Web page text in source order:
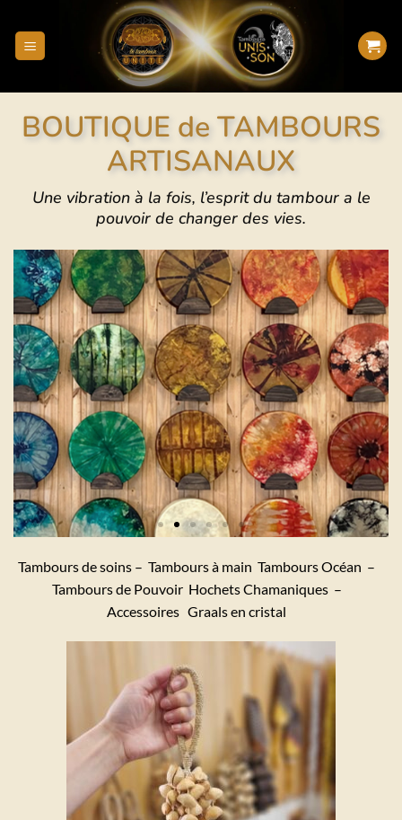
BOUTIQUE de TAMBOURS
ARTISANAUX
Une vibration à la fois, l’esprit du tambour a le
pouvoir de changer des vies.
Tambours de soins – Tambours à main Tambours Océan –
Tambours de Pouvoir Hochets Chamaniques –
Accessoires Graals en cristal